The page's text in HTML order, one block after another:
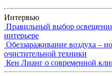
Интервью
Правильный выбор
интерьере
Обеззараживание воздуха –
очистительной техники
Кен Лианг о современной